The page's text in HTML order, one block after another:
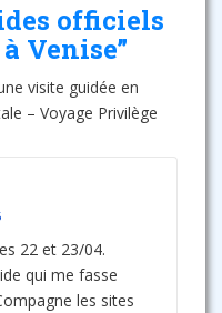
officiels
Venise”
visite guidée en
– Voyage Privilège
22 et 23/04.
qui me fasse
les sites